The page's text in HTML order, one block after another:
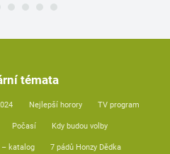
témata
Nejlepší horory TV program
Počasí Kdy budou volby
– katalog 7 pádů Honzy Dědka